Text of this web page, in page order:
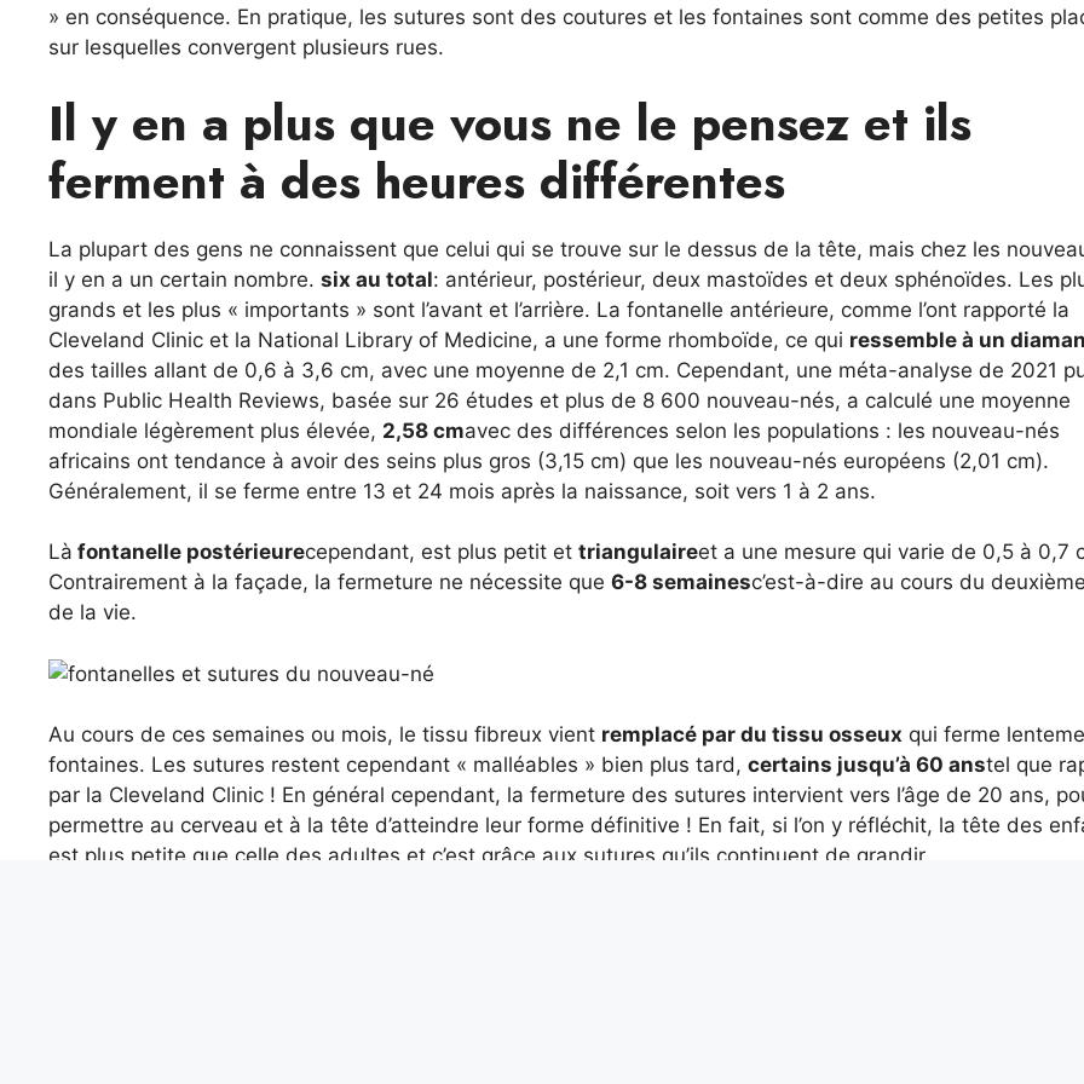
» en conséquence. En pratique, les sutures sont des coutures et les fontaines sont comme des petites
sur lesquelles convergent plusieurs rues.
Il y en a plus que vous ne le pensez et ils
ferment à des heures différentes
La plupart des gens ne connaissent que celui qui se trouve sur le dessus de la tête, mais chez les
il y en a un certain nombre. six au total: antérieur, postérieur, deux mastoïdes et deux sphénoïdes. Les
grands et les plus « importants » sont l’avant et l’arrière. La fontanelle antérieure, comme l’ont rapporté la
Cleveland Clinic et la National Library of Medicine, a une forme rhomboïde, ce qui ressemble à un
des tailles allant de 0,6 à 3,6 cm, avec une moyenne de 2,1 cm. Cependant, une méta-analyse de 2021
dans Public Health Reviews, basée sur 26 études et plus de 8 600 nouveau-nés, a calculé une moyenne
mondiale légèrement plus élevée, 2,58 cmavec des différences selon les populations : les nouveau-nés
africains ont tendance à avoir des seins plus gros (3,15 cm) que les nouveau-nés européens (2,01 cm).
Généralement, il se ferme entre 13 et 24 mois après la naissance, soit vers 1 à 2 ans.
Là fontanelle postérieurecependant, est plus petit et triangulaireet a une mesure qui varie de 0,5 à 0,7
Contrairement à la façade, la fermeture ne nécessite que 6-8 semainesc’est-à-dire au cours du
de la vie.
Au cours de ces semaines ou mois, le tissu fibreux vient remplacé par du tissu osseux qui ferme
fontaines. Les sutures restent cependant « malléables » bien plus tard, certains jusqu’à 60 anstel que
par la Cleveland Clinic ! En général cependant, la fermeture des sutures intervient vers l’âge de 20 ans,
permettre au cerveau et à la tête d’atteindre leur forme définitive ! En fait, si l’on y réfléchit, la tête des
est plus petite que celle des adultes et c’est grâce aux sutures qu’ils continuent de grandir.